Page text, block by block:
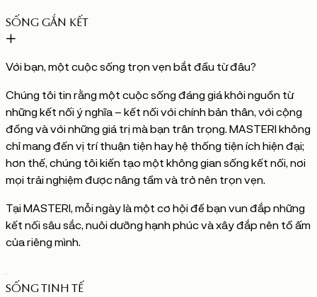
SỐNG GẮN KẾT
Với bạn, một cuộc sống trọn vẹn bắt đầu từ đâu?
Chúng tôi tin rằng một cuộc sống đáng giá khởi nguồn từ
những kết nối ý nghĩa – kết nối với chính bản thân, với cộng
đồng và với những giá trị mà bạn trân trọng. MASTERI không
chỉ mang đến vị trí thuận tiện hay hệ thống tiện ích hiện đại;
hơn thế, chúng tôi kiến tạo một không gian sống kết nối, nơi
mọi trải nghiệm được nâng tầm và trở nên trọn vẹn.
Tại MASTERI, mỗi ngày là một cơ hội để bạn vun đắp những
kết nối sâu sắc, nuôi dưỡng hạnh phúc và xây đắp nên tổ ấm
của riêng mình.
SỐNG TINH TẾ